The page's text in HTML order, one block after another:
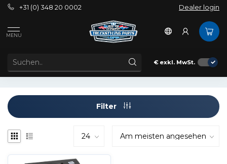
+31 (0) 348 20 0002 Dealer login
MENU
€ exkl. MwSt.
Schlagworte
ARTIKEL MIT SCHLAGWORT 1 STEP POLISHING BOX
Filter